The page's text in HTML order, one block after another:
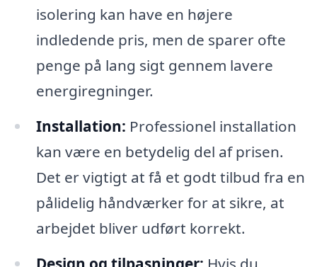
isolering kan have en højere
indledende pris, men de sparer ofte
penge på lang sigt gennem lavere
energiregninger.
Installation: Professionel installation
kan være en betydelig del af prisen.
Det er vigtigt at få et godt tilbud fra en
pålidelig håndværker for at sikre, at
arbejdet bliver udført korrekt.